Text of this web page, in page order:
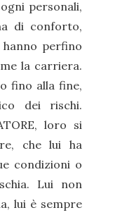
personali,
di conforto,
perfino
la carriera.
fino alla fine,
dei rischi.
loro si
che lui ha
condizioni o
Lui non
lui è sempre